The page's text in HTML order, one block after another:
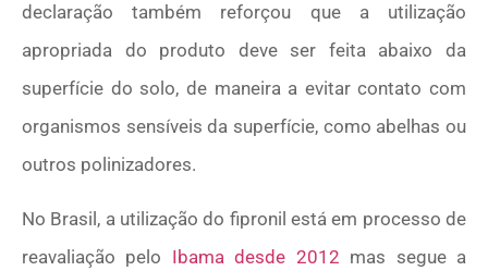
declaração também reforçou que a utilização
apropriada do produto deve ser feita abaixo da
superfície do solo, de maneira a evitar contato com
organismos sensíveis da superfície, como abelhas ou
outros polinizadores.
No Brasil, a utilização do fipronil está em processo de
reavaliação pelo Ibama desde 2012 mas segue a